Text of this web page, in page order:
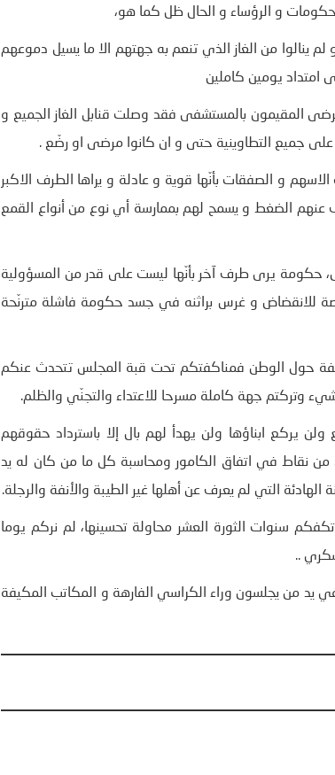
و الرؤساء و الحال ظل كما هو،
ينالوا من الغاز الذي تنعم به جهتهم الا ما يسيل دموعهم
امتداد يومين كاملين
المقيمون بالمستشفى فقد وصلت قنابل الغاز الجميع و
على جميع التطاوينية حتى و ان كانوا مرضى او رضّع .
و الصفقات بأنّها قوية و عادلة و يراها الطرف الاكبر
عنهم الضغط و يسمح لهم بممارسة أي نوع من أنواع القمع
حكومة يرى طرف آخر بأنّها ليست على قدر من المسؤولية
للانقضاض و غرس براثنه في جسد حكومة فاشلة مترنّحة
حول الوطن فمناكفتكم تحت قبة المجلس تتحدث عنكم
وتركتم جهة كاملة مسرحا للاعتداء والتجنّي والظلم.
يركع ابناؤها ولن يهدأ لهم بال إلا باسترداد حقوقهم
من نقاط في اتفاق الكامور ومحاسبة كل ما من كان له يد
التي لم يعرف عن أهلها غير الطيبة والأنفة والرجلة.
سنوات الثورة العشر محاولة تحسينها، لم نركم يوما
..
في يد من يجلسون وراء الكراسي الفارهة و المكاتب المكيفة